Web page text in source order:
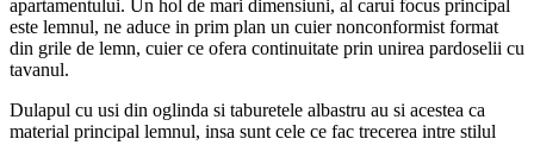
apartamentului. Un hol de mari dimensiuni, al carui focus principal
este lemnul, ne aduce in prim plan un cuier nonconformist format
din grile de lemn, cuier ce ofera continuitate prin unirea pardoselii cu
tavanul.
Dulapul cu usi din oglinda si taburetele albastru au si acestea ca
material principal lemnul, insa sunt cele ce fac trecerea intre stilul